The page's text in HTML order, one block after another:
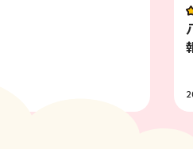
サキの杜イベント情